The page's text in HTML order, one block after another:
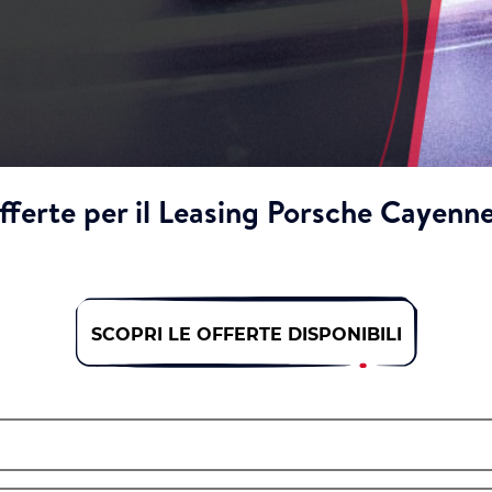
per il Leasing Porsche
SCOPRI LE OFFERTE DISPONIBILI